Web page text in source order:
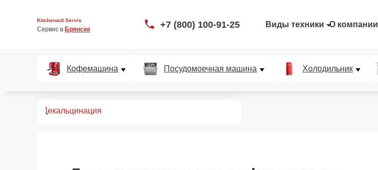
Kitchenaid Servis
Сервис в Брянске +7 (800) 100-91-25 Виды техники О компании
Кофемашина Посудомоечная машина Холодильник
Декальцинация